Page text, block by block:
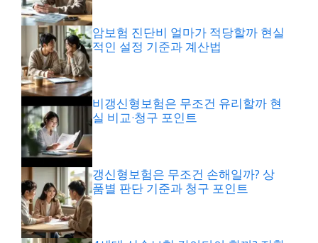
암보험 진단비 얼마가 적당할까 현실
적인 설정 기준과 계산법
비갱신형보험은 무조건 유리할까 현
실 비교·청구 포인트
갱신형보험은 무조건 손해일까? 상
품별 판단 기준과 청구 포인트